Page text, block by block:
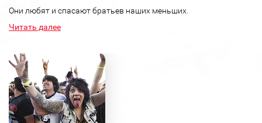
Они любят и спасают братьев наших меньших.
Читать далее